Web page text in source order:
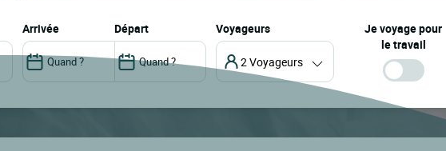
arrivée départ Voyageurs
2 Voyageurs
Je voyage pour
le travail